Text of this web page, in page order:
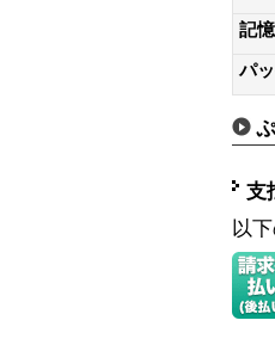
記
パ
支
以